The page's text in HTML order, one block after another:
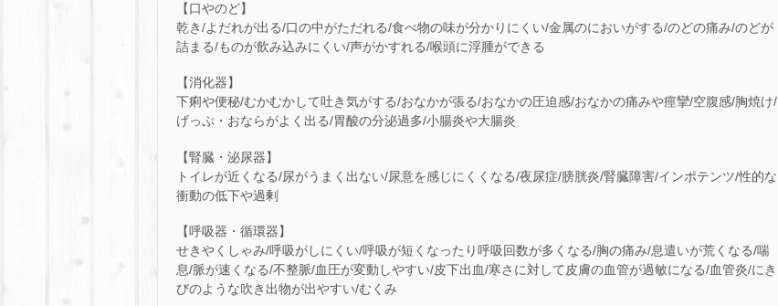
【口やのど】
乾き/よだれが出る/口の中がただれる/食べ物の味が分かりにくい/金属のにおいがする/のどの痛み/のどが
詰まる/ものが飲み込みにくい/声がかすれる/喉頭に浮腫ができる
【消化器】
下痢や便秘/むかむかして吐き気がする/おなかが張る/おなかの圧迫感/おなかの痛みや痙攣/空腹感/胸焼け/
げっぷ・おならがよく出る/胃酸の分泌過多/小腸炎や大腸炎
【腎臓・泌尿器】
トイレが近くなる/尿がうまく出ない/尿意を感じにくくなる/夜尿症/膀胱炎/腎臓障害/インポテンツ/性的な
衝動の低下や過剰
【呼吸器・循環器】
せきやくしゃみ/呼吸がしにくい/呼吸が短くなったり呼吸回数が多くなる/胸の痛み/息遣いが荒くなる/喘
息/脈が速くなる/不整脈/血圧が変動しやすい/皮下出血/寒さに対して皮膚の血管が過敏になる/血管炎/にき
びのような吹き出物が出やすい/むくみ